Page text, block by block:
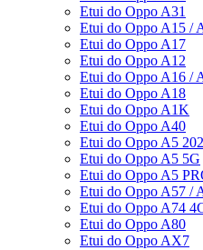
Etui do Oppo A31
Etui do Oppo A15 /
Etui do Oppo A17
Etui do Oppo A12
Etui do Oppo A16 /
Etui do Oppo A18
Etui do Oppo A1K
Etui do Oppo A40
Etui do Oppo A5
Etui do Oppo A5 5G
Etui do Oppo A5
Etui do Oppo A57 /
Etui do Oppo A74
Etui do Oppo A80
Etui do Oppo AX7